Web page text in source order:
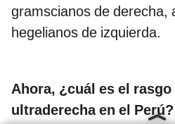
gramscianos de derecha,
hegelianos de izquierda.
Ahora, ¿cuál es el
ultraderecha en el Perú?